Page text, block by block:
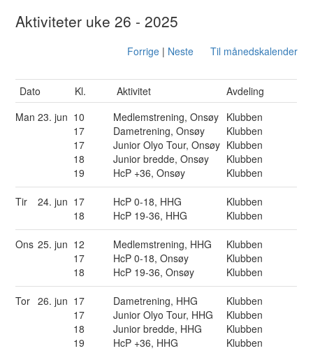
Aktiviteter uke 26 - 2025
Forrige| Neste Til månedskalender
Dato Kl. Aktivitet
Avdeling
Man23. jun 10 Medlemstrening, Onsøy Klubben
17
Dametrening, Onsøy
Klubben
17
Junior Olyo Tour, Onsøy Klubben
18
Junior bredde, Onsøy
Klubben
19
HcP +36, Onsøy Klubben
Tir 24. jun 17 HcP 0-18, HHG
Klubben
18
HcP 19-36, HHG Klubben
Ons 25. jun 12 Medlemstrening, HHG
Klubben
17
HcP 0-18, Onsøy
Klubben
18
HcP 19-36, Onsøy Klubben
Tor 26. jun 17 Dametrening, HHG
Klubben
17
Junior Olyo Tour, HHG
Klubben
18
Junior bredde, HHG
Klubben
19
HcP +36, HHG Klubben